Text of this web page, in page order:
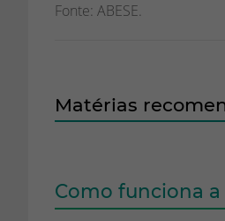
Fonte: ABESE.
Matérias
Como funciona